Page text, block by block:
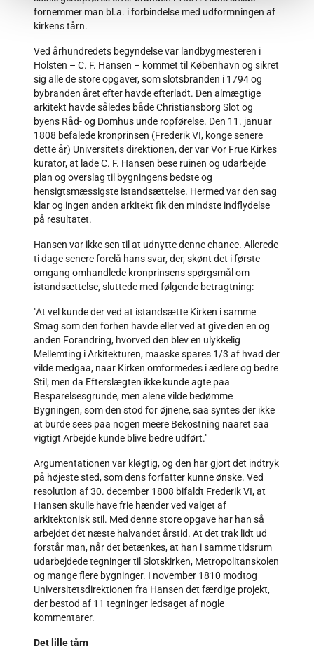
fornemmer man bl.a. i forbindelse med udformningen af
kirkens tårn.
Ved århundredets begyndelse var landbygmesteren i
Holsten – C. F. Hansen – kommet til København og sikret
sig alle de store opgaver, som slotsbranden i 1794 og
bybranden året efter havde efterladt. Den almægtige
arkitekt havde således både Christiansborg Slot og
byens Råd- og Domhus unde ropførelse. Den 11. januar
1808 befalede kronprinsen (Frederik VI, konge senere
dette år) Universitets direktionen, der var Vor Frue Kirkes
kurator, at lade C. F. Hansen bese ruinen og udarbejde
plan og overslag til bygningens bedste og
hensigtsmæssigste istandsættelse. Hermed var den sag
klar og ingen anden arkitekt fik den mindste indflydelse
på resultatet.
Hansen var ikke sen til at udnytte denne chance. Allerede
ti dage senere forelå hans svar, der, skønt det i første
omgang omhandlede kronprinsens spørgsmål om
istandsættelse, sluttede med følgende betragtning:
"At vel kunde der ved at istandsætte Kirken i samme
Smag som den forhen havde eller ved at give den en og
anden Forandring, hvorved den blev en ulykkelig
Mellemting i Arkitekturen, maaske spares 1/3 af hvad der
vilde medgaa, naar Kirken omformedes i ædlere og bedre
Stil; men da Efterslægten ikke kunde agte paa
Besparelsesgrunde, men alene vilde bedømme
Bygningen, som den stod for øjnene, saa syntes der ikke
at burde sees paa nogen meere Bekostning naaret saa
vigtigt Arbejde kunde blive bedre udført."
Argumentationen var kløgtig, og den har gjort det indtryk
på højeste sted, som dens forfatter kunne ønske. Ved
resolution af 30. december 1808 bifaldt Frederik VI, at
Hansen skulle have frie hænder ved valget af
arkitektonisk stil. Med denne store opgave har han så
arbejdet det næste halvandet årstid. At det trak lidt ud
forstår man, når det betænkes, at han i samme tidsrum
udarbejdede tegninger til Slotskirken, Metropolitanskolen
og mange flere bygninger. I november 1810 modtog
Universitetsdirektionen fra Hansen det færdige projekt,
der bestod af 11 tegninger ledsaget af nogle
kommentarer.
Det lille tårn